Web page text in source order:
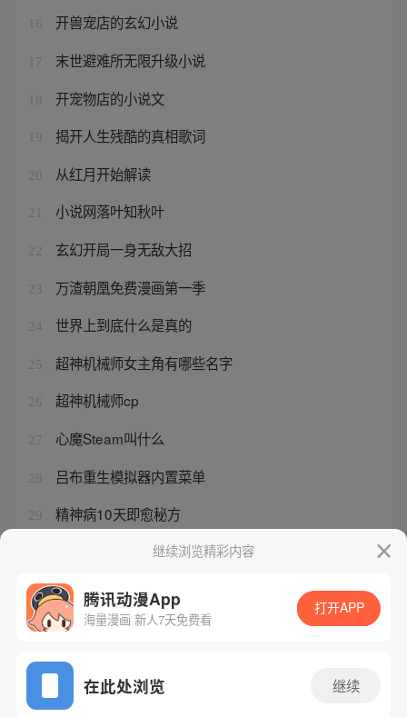
16 开兽宠店的玄幻小说
17 末世避难所无限升级小说
18 开宠物店的小说文
19 揭开人生残酷的真相歌词
20 从红月开始解读
21 小说网落叶知秋叶
22 玄幻开局一身无敌大招
23 万渣朝凰免费漫画第一季
24 世界上到底什么是真的
25 超神机械师女主角有哪些名字
26 超神机械师cp
27 心魔Steam叫什么
28 吕布重生模拟器内置菜单
29 精神病10天即愈秘方
宋子祁喜欢乔茵还是程小曼
继续浏览精彩内容
腾讯动漫App
海量漫画 新人7天免费看
打开APP
在此处浏览 继续
网站备案/许可证号：粤B2-20090059-5
Copyright©1998 - 2026 Tencent. All Rights Reserved